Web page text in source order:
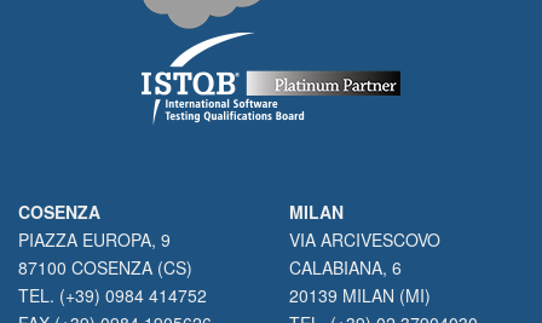
COSENZA
PIAZZA EUROPA, 9
87100 COSENZA (CS)
TEL. (+39) 0984 414752
MILAN
VIA ARCIVESCOVO
CALABIANA, 6
20139 MILAN (MI)